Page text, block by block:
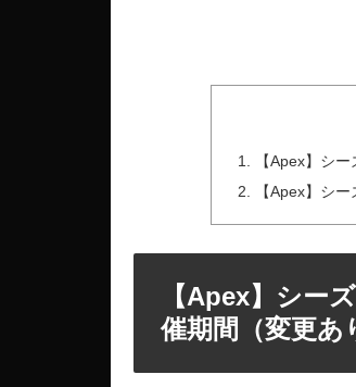
【Apex】シ
【Apex】シ
【Apex】シー
催期間（変更あ